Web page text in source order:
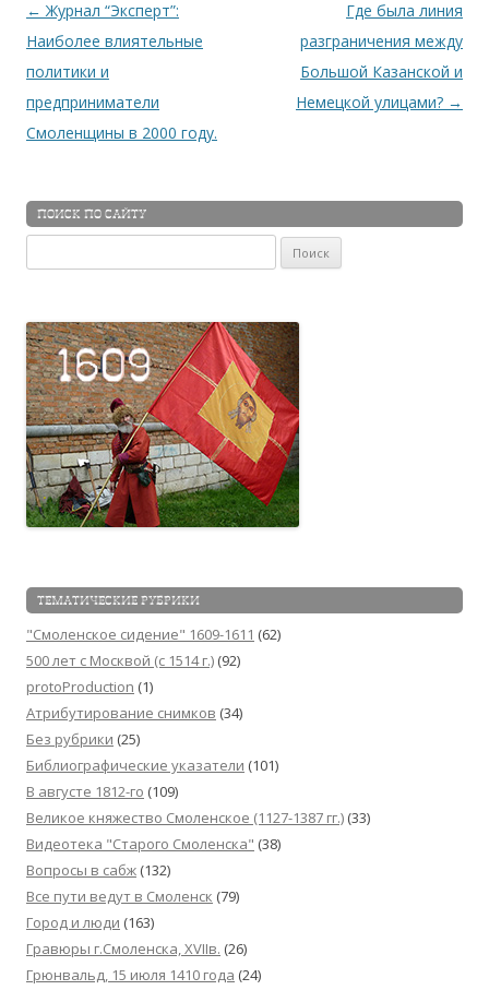
Навигация по записям
← Журнал “Эксперт”:
Наиболее влиятельные
политики и
предприниматели
Смоленщины в 2000 году.
Где была линия
разграничения между
Большой Казанской и
Немецкой улицами? →
ПОИСК ПО САЙТУ
ТЕМАТИЧЕСКИЕ РУБРИКИ
"Смоленское сидение" 1609-1611 (62)
500 лет с Москвой (c 1514 г.) (92)
protoProduction (1)
Атрибутирование снимков (34)
Без рубрики (25)
Библиографические указатели (101)
В августе 1812-го (109)
Великое княжество Смоленское (1127-1387 гг.) (33)
Видеотека "Cтарого Смоленска" (38)
Вопросы в сабж (132)
Все пути ведут в Смоленск (79)
Город и люди (163)
Гравюры г.Смоленска, XVIIв. (26)
Грюнвальд, 15 июля 1410 года (24)